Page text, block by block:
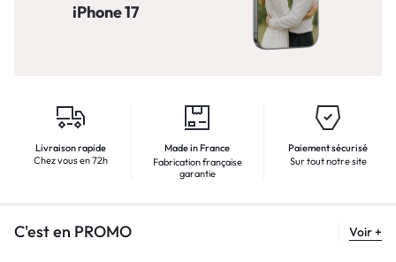
iPhone 17
Livraison rapide
Chez vous en 72h
Made in France
Fabrication française
garantie
Paiement sécurisé
Sur tout notre site
C'est en PROMO Voir +